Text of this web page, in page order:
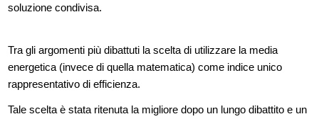
soluzione condivisa.
Tra gli argomenti più dibattuti la scelta di utilizzare la media
energetica (invece di quella matematica) come indice unico
rappresentativo di efficienza.
Tale scelta è stata ritenuta la migliore dopo un lungo dibattito e un